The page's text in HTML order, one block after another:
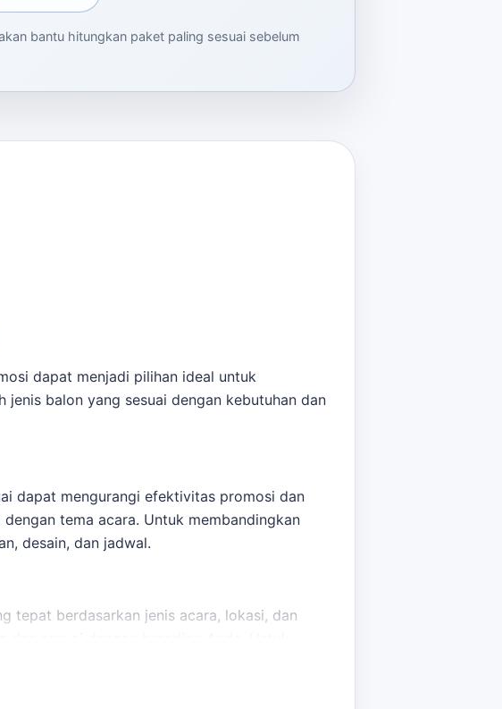
bantu hitungkan paket paling sesuai sebelum
dapat menjadi pilihan ideal untuk
balon yang sesuai dengan kebutuhan dan
dapat mengurangi efektivitas promosi dan
tema acara. Untuk membandingkan
desain, dan jadwal.
tepat berdasarkan jenis acara, lokasi, dan